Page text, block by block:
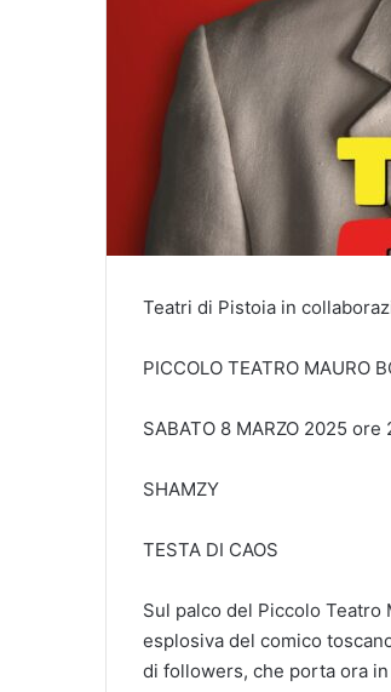
Teatri di Pistoia in
PICCOLO TEATRO MAURO
SABATO 8 MARZO 2025 ore
SHAMZY
TESTA DI CAOS
Sul palco del Piccolo Teatro
esplosiva del comico
di followers, che porta ora in